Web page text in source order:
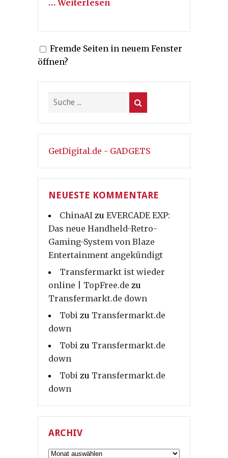
… Weiterlesen
Fremde Seiten in neuem Fenster
öffnen?
GetDigital.de - GADGETS
NEUESTE KOMMENTARE
ChinaAI zu EVERCADE EXP:
Das neue Handheld-Retro-
Gaming-System von Blaze
Entertainment angekündigt
Transfermarkt ist wieder
online | TopFree.de zu
Transfermarkt.de down
Tobi zu Transfermarkt.de
down
Tobi zu Transfermarkt.de
down
Tobi zu Transfermarkt.de
down
ARCHIV
Archiv